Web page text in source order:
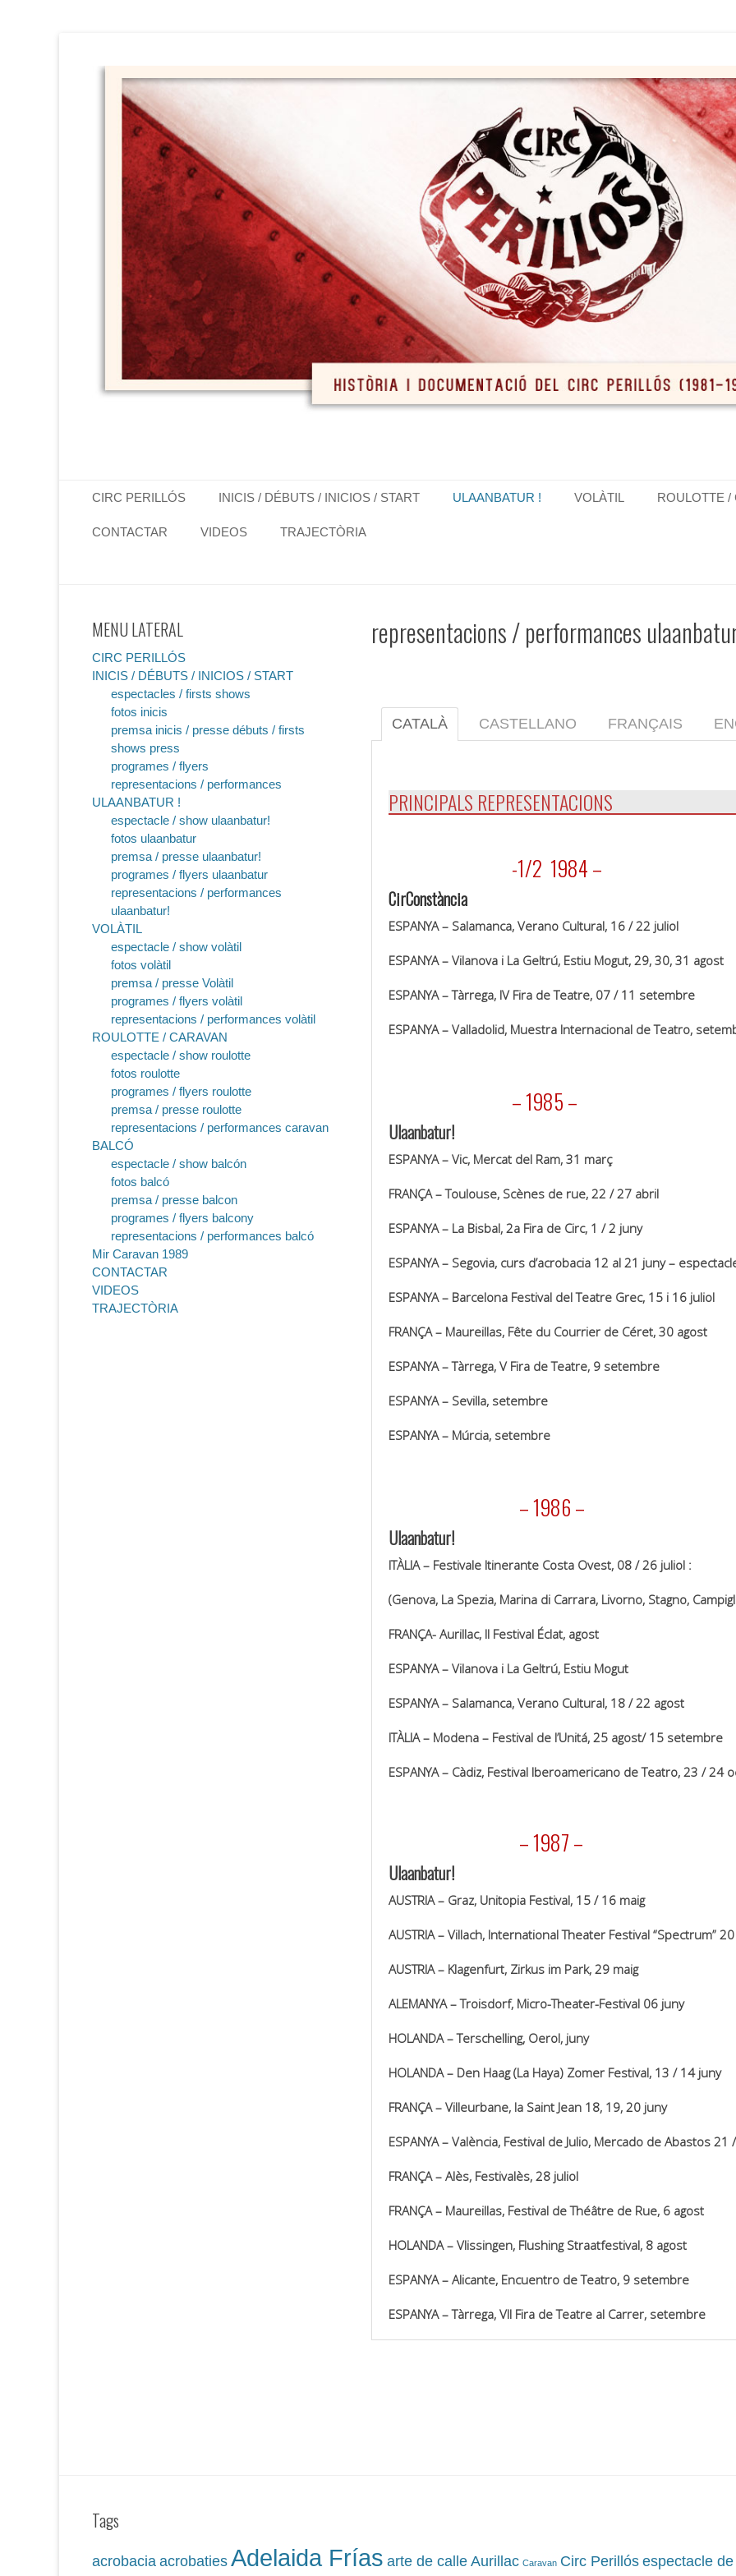
Circ Perillós
HISTÒRIA i DOCUMENTACIÓ (1981 / 1996)
Primary Menu
content
CIRC PERILLÓS INICIS / DÉBUTS / INICIOS / START ULAANBATUR ! VOLÀTIL ROULOTTE /
CONTACTAR VIDEOS TRAJECTÒRIA
representacions / performances
CATALÀ CASTELLANO FRANÇAIS
PRINCIPALS REPRESENTACIONS
-1/2 1984 –
CirConstància
ESPANYA – Salamanca, Verano Cultural, 16 / 22 juliol
ESPANYA – Vilanova i La Geltrú, Estiu Mogut, 29, 30, 31 agost
ESPANYA – Tàrrega, IV Fira de Teatre, 07 / 11 setembre
ESPANYA – Valladolid, Muestra Internacional de Teatro,
– 1985 –
Ulaanbatur!
ESPANYA – Vic, Mercat del Ram, 31 març
FRANÇA – Toulouse, Scènes de rue, 22 / 27 abril
ESPANYA – La Bisbal, 2a Fira de Circ, 1 / 2 juny
ESPANYA – Segovia, curs d’acrobacia 12 al 21 juny –
ESPANYA – Barcelona Festival del Teatre Grec, 15 i 16 juliol
FRANÇA – Maureillas, Fête du Courrier de Céret, 30 agost
ESPANYA – Tàrrega, V Fira de Teatre, 9 setembre
ESPANYA – Sevilla, setembre
ESPANYA – Múrcia, setembre
– 1986 –
Ulaanbatur!
ITÀLIA – Festivale Itinerante Costa Ovest, 08 / 26 juliol :
(Genova, La Spezia, Marina di Carrara, Livorno, Stagno,
FRANÇA- Aurillac, II Festival Éclat, agost
ESPANYA – Vilanova i La Geltrú, Estiu Mogut
ESPANYA – Salamanca, Verano Cultural, 18 / 22 agost
ITÀLIA – Modena – Festival de l’Unitá, 25 agost/ 15 setembre
ESPANYA – Càdiz, Festival Iberoamericano de Teatro, 23 / 24
– 1987 –
Ulaanbatur!
AUSTRIA – Graz, Unitopia Festival, 15 / 16 maig
AUSTRIA – Villach, International Theater Festival “Spectrum”
AUSTRIA – Klagenfurt, Zirkus im Park, 29 maig
ALEMANYA – Troisdorf, Micro-Theater-Festival 06 juny
HOLANDA – Terschelling, Oerol, juny
HOLANDA – Den Haag (La Haya) Zomer Festival, 13 / 14 juny
FRANÇA – Villeurbane, la Saint Jean 18, 19, 20 juny
ESPANYA – València, Festival de Julio, Mercado de Abastos 21
FRANÇA – Alès, Festivalès, 28 juliol
FRANÇA – Maureillas, Festival de Théâtre de Rue, 6 agost
HOLANDA – Vlissingen, Flushing Straatfestival, 8 agost
ESPANYA – Alicante, Encuentro de Teatro, 9 setembre
ESPANYA – Tàrrega, VII Fira de Teatre al Carrer, setembre
MENU LATERAL
CIRC PERILLÓS
INICIS / DÉBUTS / INICIOS / START
espectacles / firsts shows
fotos inicis
premsa inicis / presse débuts / firsts
shows press
programes / flyers
representacions / performances
ULAANBATUR !
espectacle / show ulaanbatur!
fotos ulaanbatur
premsa / presse ulaanbatur!
programes / flyers ulaanbatur
representacions / performances
ulaanbatur!
VOLÀTIL
espectacle / show volàtil
fotos volàtil
premsa / presse Volàtil
programes / flyers volàtil
representacions / performances volàtil
ROULOTTE / CARAVAN
espectacle / show roulotte
fotos roulotte
programes / flyers roulotte
premsa / presse roulotte
representacions / performances caravan
BALCÓ
espectacle / show balcón
fotos balcó
premsa / presse balcon
programes / flyers balcony
representacions / performances balcó
Mir Caravan 1989
CONTACTAR
VIDEOS
TRAJECTÒRIA
Tags
acrobacia acrobaties Adelaida Frías arte de calle Aurillac Caravan Circ Perillós espectacle